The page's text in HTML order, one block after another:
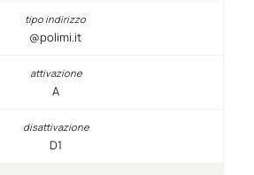
@polimi.it
A
D1